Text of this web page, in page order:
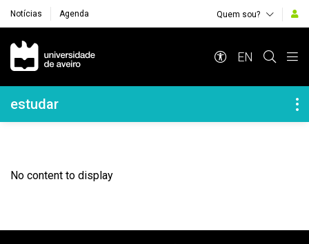
Notícias Agenda Quem sou?
Navegação Principal
EN
Navegação Lateral
estudar
No content to display